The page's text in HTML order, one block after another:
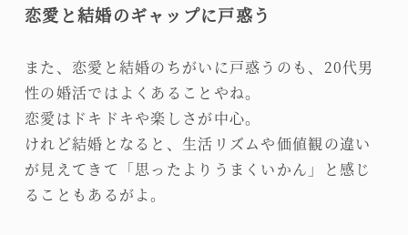
恋愛と結婚のギャップに戸惑う
また、恋愛と結婚のちがいに戸惑うのも、20代男
性の婚活ではよくあることやね。
恋愛はドキドキや楽しさが中心。
けれど結婚となると、生活リズムや価値観の違い
が見えてきて「思ったよりうまくいかん」と感じ
ることもあるがよ。